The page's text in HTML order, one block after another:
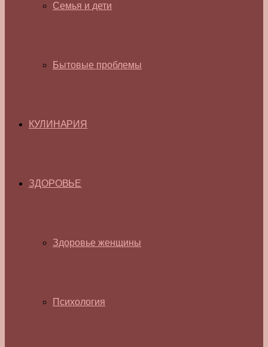
Семья и дети
Бытовые проблемы
КУЛИНАРИЯ
ЗДОРОВЬЕ
Здоровье женщины
Психология